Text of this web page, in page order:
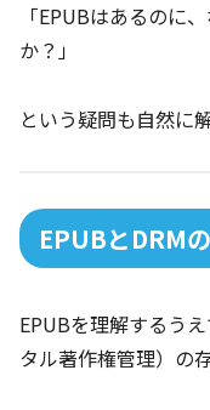
「EPUBはあるのに
か？」
という疑問も自然に
EPUBとDRM
EPUBを理解するう
タル著作権管理）の